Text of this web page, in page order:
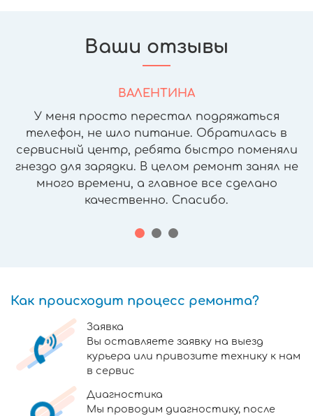
Ваши отзывы
ВАЛЕНТИНА
У меня просто перестал подряжаться
телефон, не шло питание. Обратилась в
сервисный центр, ребята быстро поменяли
гнездо для зарядки. В целом ремонт занял не
много времени, а главное все сделано
качественно. Спасибо.
Как происходит процесс ремонта?
Заявка
Вы оставляете заявку на выезд
курьера или привозите технику к нам
в сервис
Диагностика
Мы проводим диагностику, после